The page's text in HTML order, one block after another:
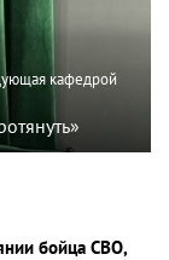
кафедрой
бойца СВО,